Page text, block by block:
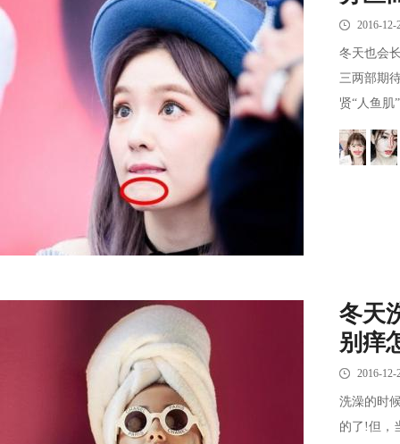
2016-12-
冬天也会
三两部期
贤“人鱼肌
冬天
别痒
2016-12-
洗澡的时
的了!但，